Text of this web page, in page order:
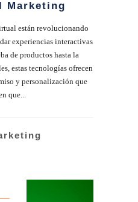
Marketing
están revolucionando
experiencias interactivas
de productos hasta la
estas tecnologías ofrecen
y personalización que
que...